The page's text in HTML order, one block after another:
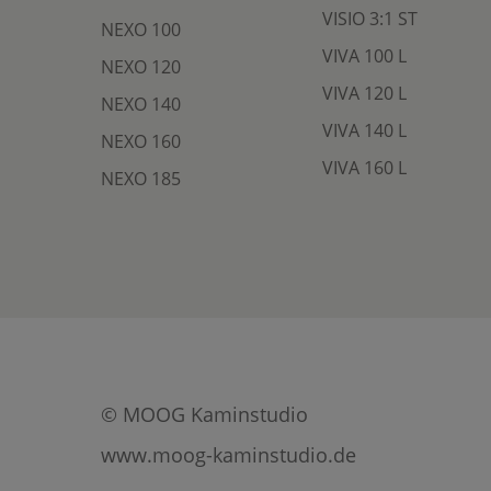
NEXO 100
NEXO 120
NEXO 140
NEXO 160
NEXO 185
VISIO 3:1 ST
VIVA 100 L
VIVA 120 L
VIVA 140 L
VIVA 160 L
© MOOG Kaminstudio
www.moog-kaminstudio.de